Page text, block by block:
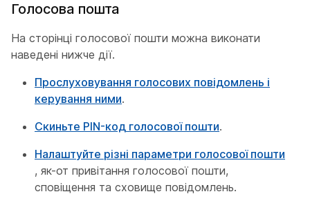
Голосова пошта
На сторінці голосової пошти можна виконати
наведені нижче дії.
Прослуховування голосових повідомлень і
керування ними.
Скиньте PIN-код голосової пошти.
Налаштуйте різні параметри голосової пошти
, як-от привітання голосової пошти,
сповіщення та сховище повідомлень.